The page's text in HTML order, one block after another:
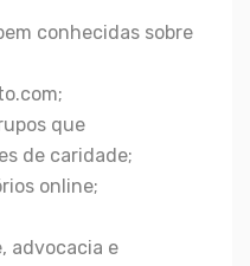
conhecidas sobre
que
de caridade;
online;
advocacia e